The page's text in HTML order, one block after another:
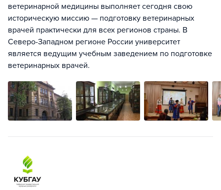
ветеринарной медицины выполняет сегодня свою
историческую миссию — подготовку ветеринарных
врачей практически для всех регионов страны. В
Северо-Западном регионе России университет
является ведущим учебным заведением по подготовке
ветеринарных врачей.